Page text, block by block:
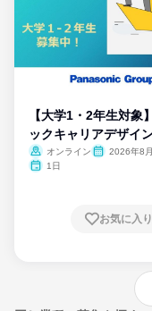
【大学1・2年生対象
ックキャリアデザイ
ム
オンライン
2026年8
1日
お気に入り